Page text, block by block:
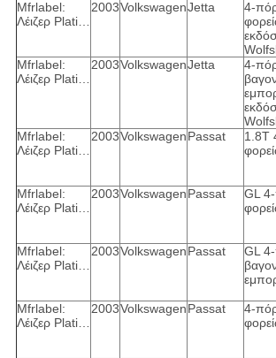
Mfrlabel:
Λέιζερ Plati…
2003VolkswagenJetta
4-
Mfrlabel:
Λέιζερ Plati…
2003VolkswagenJetta
4-
Mfrlabel:
Λέιζερ Plati…
2003VolkswagenPassat
1.8T
Mfrlabel:
Λέιζερ Plati…
2003VolkswagenPassat
GL
Mfrlabel:
Λέιζερ Plati…
2003VolkswagenPassat
GL
Mfrlabel:
Λέιζερ Plati…
2003VolkswagenPassat
4-